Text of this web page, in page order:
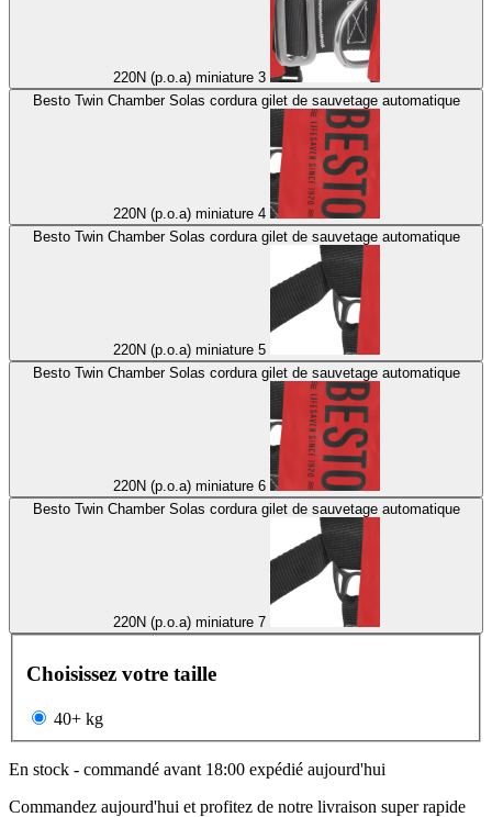
220N (p.o.a) miniature 3
Besto Twin Chamber Solas cordura gilet de sauvetage automatique
220N (p.o.a) miniature 4
Besto Twin Chamber Solas cordura gilet de sauvetage automatique
220N (p.o.a) miniature 5
Besto Twin Chamber Solas cordura gilet de sauvetage automatique
220N (p.o.a) miniature 6
Besto Twin Chamber Solas cordura gilet de sauvetage automatique
220N (p.o.a) miniature 7
Choisissez votre taille
40+ kg
En stock - commandé avant 18:00 expédié aujourd'hui
Commandez aujourd'hui et profitez de notre livraison super rapide